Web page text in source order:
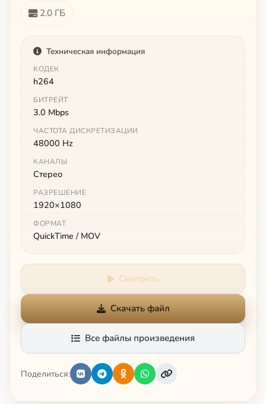
2.0 ГБ
Техническая информация
КОДЕК
h264
БИТРЕЙТ
3.0 Mbps
ЧАСТОТА ДИСКРЕТИЗАЦИИ
48000 Hz
КАНАЛЫ
Стерео
РАЗРЕШЕНИЕ
1920×1080
ФОРМАТ
QuickTime / MOV
Смотреть
Скачать файл
Все файлы произведения
Поделиться: